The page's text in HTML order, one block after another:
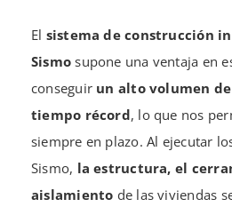
El sistema de construcción
Sismo supone una ventaja en
conseguir un alto volumen
tiempo récord, lo que nos
siempre en plazo. Al ejecutar
Sismo, la estructura, el
aislamiento de las viviendas